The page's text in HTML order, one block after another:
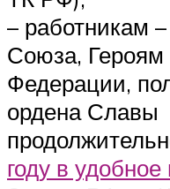
– работникам
Союза, Героям
Федерации,
ордена Славы
году в